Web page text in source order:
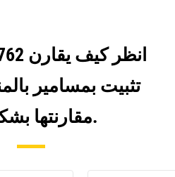
تثبيت بمسامير
مقارنتها بشكل متكرر.